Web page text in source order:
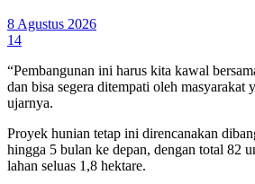
8 Agustus 2026
14
“Pembangunan ini harus kita kawal
dan bisa segera ditempati oleh masyarakat
ujarnya.
Proyek hunian tetap ini direncanakan
hingga 5 bulan ke depan, dengan total 82
lahan seluas 1,8 hektare.